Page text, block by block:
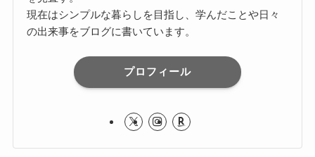
現在はシンプルな暮らしを目指し、学んだことや日々
の出来事をブログに書いています。
プロフィール